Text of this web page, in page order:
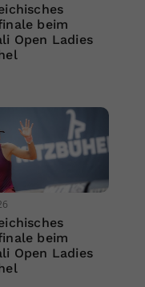
beim
Open Ladies
beim
Open Ladies